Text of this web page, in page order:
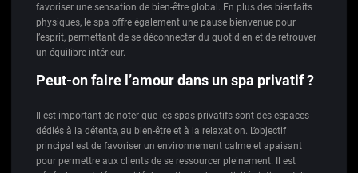
favoriser une sensation de bien-être global. En plus des bienfaits
physiques, le spa offre également une pause bienvenue pour
l’esprit, permettant de se déconnecter du quotidien et de retrouver
un équilibre intérieur.
Peut-on faire l’amour dans un spa privatif ?
Il est important de noter que les spas privatifs sont des espaces
dédiés à la détente, au bien-être et à la relaxation. L’objectif
principal est de favoriser un environnement calme et apaisant
pour permettre aux clients de se ressourcer pleinement. Il est